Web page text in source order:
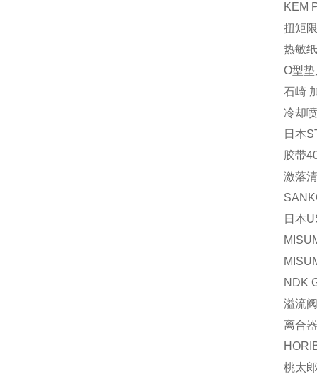
KEM
扭矩
热敏
O型
石崎
冷却
日本
胶带
激落
日本
NDK
溢流
离合
桃太